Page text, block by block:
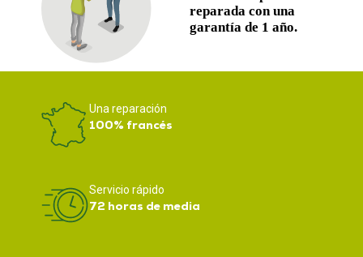
Una reparación
100% francés
Servicio rápido
72 horas de media